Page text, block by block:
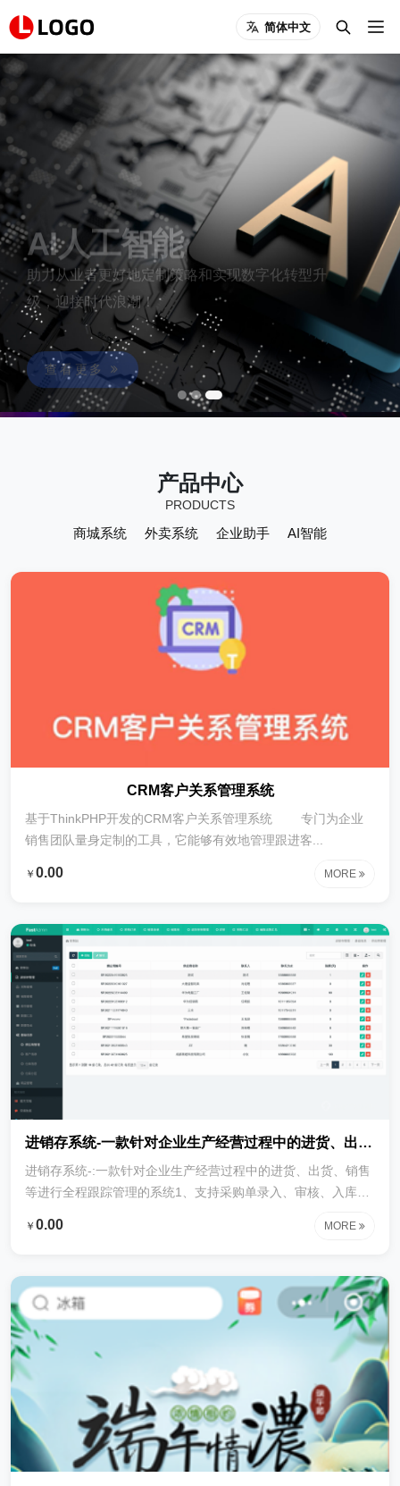
简体中文
智能VR眼镜，科技改变生活
查看更多
AI人工智能
助力从业者更好地定制策略和实现数字化转型升
级，迎接时代浪潮！
查看更多
产品中心
PRODUCTS
商城系统 外卖系统 企业助手 AI智能
CRM客户关系管理系统
基于ThinkPHP开发的CRM客户关系管理系统 专门为企业
销售团队量身定制的工具，它能够有效地管理跟进客...
￥ 0.00 MORE
进销存系统-一款针对企业生产经营过程中的进货、出货、销售等进行全程跟踪管理的系统
进销存系统-:一款针对企业生产经营过程中的进货、出货、销售
等进行全程跟踪管理的系统1、支持采购单录入、审核、入库、
￥ 0.00 MORE